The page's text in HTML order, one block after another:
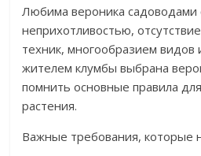
Любима вероника садоводами
неприхотливостью,
техник, многообразием видов
жителем клумбы выбрана
помнить основные правила
растения.
Важные требования, которые